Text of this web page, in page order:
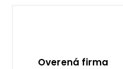
Overená firma